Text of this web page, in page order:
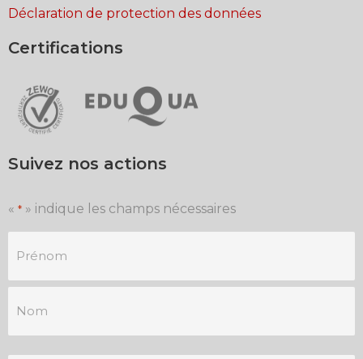
Déclaration de protection des données
Certifications
Suivez nos actions
« * » indique les champs nécessaires
m'inscris
à
newsletter
*